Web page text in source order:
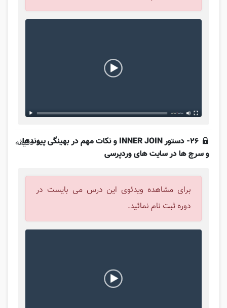
26- دستور INNER JOIN و نکات مهم در بهینگی پیوندها
و سرچ ها در سایت های وردپرسی
8 دقیقه
برای مشاهده ویدئوی این درس می بایست در
دوره ثبت نام نمائید.